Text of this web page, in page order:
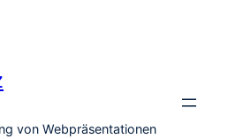
von Webpräsentationen